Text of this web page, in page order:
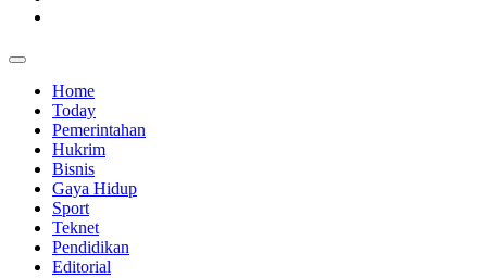
Home
Today
Pemerintahan
Hukrim
Bisnis
Gaya Hidup
Sport
Teknet
Pendidikan
Editorial